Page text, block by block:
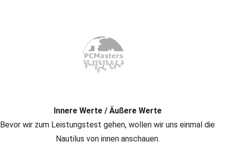
Innere Werte / Äußere Werte
Bevor wir zum Leistungstest gehen, wollen wir uns einmal die
Nautilus von innen anschauen.